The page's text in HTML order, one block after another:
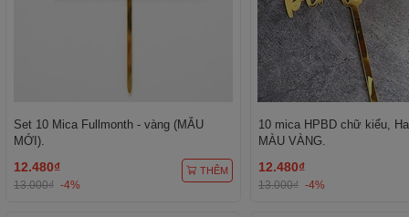
Set 10 Mica Fullmonth - vàng (MẪU
MỚI).
12.480₫
13.000₫ -4%
THÊM
10 mica HPBD chữ kiểu,
MÀU VÀNG.
12.480₫
13.000₫ -4%